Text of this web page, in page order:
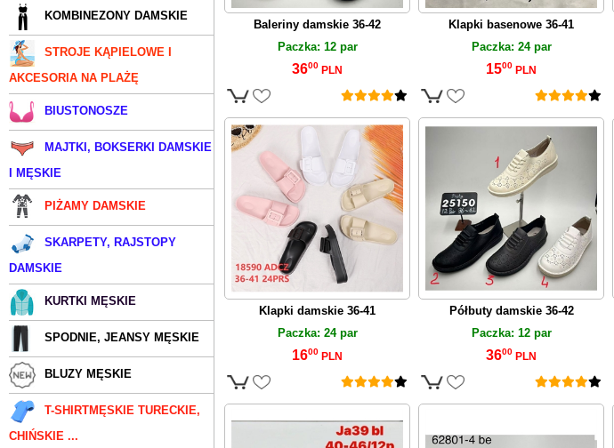
KOMBINEZONY DAMSKIE
STROJE KĄPIELOWE I
AKCESORIA NA PLAŻĘ
BIUSTONOSZE
MAJTKI, BOKSERKI DAMSKIE
I MĘSKIE
PIŻAMY DAMSKIE
SKARPETY, RAJSTOPY
DAMSKIE
KURTKI MĘSKIE
SPODNIE, JEANSY MĘSKIE
BLUZY MĘSKIE
T-SHIRTMĘSKIE TURECKIE,
CHIŃSKIE ...
Baleriny damskie 36-42
Paczka: 12 par
3600 PLN
Klapki basenowe 36-41
Paczka: 24 par
1500 PLN
Klapki damskie 36-41
Paczka: 24 par
1600 PLN
Półbuty damskie 36-42
Paczka: 12 par
3600 PLN